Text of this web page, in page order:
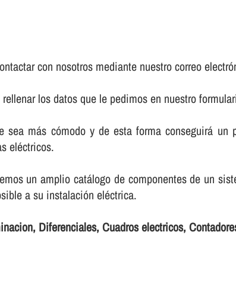
con nosotros mediante nuestro correo
los datos que le pedimos en nuestro
más cómodo y de esta forma conseguirá un
eléctricos.
un amplio catálogo de componentes de un
a su instalación eléctrica.
Diferenciales, Cuadros electricos,